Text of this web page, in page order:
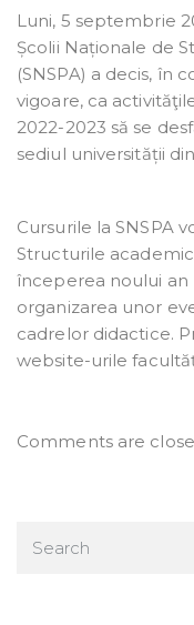
Luni, 5 septembrie
Școlii Naționale de
(SNSPA) a decis, în
vigoare, ca
2022-2023 să se
sediul universității
Cursurile la SNSPA
Structurile
începerea noului an
organizarea unor
cadrelor didactice.
website-urile
Comments are